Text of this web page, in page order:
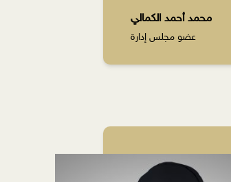
محمد أحمد الكمالي
عضو مجلس إدارة